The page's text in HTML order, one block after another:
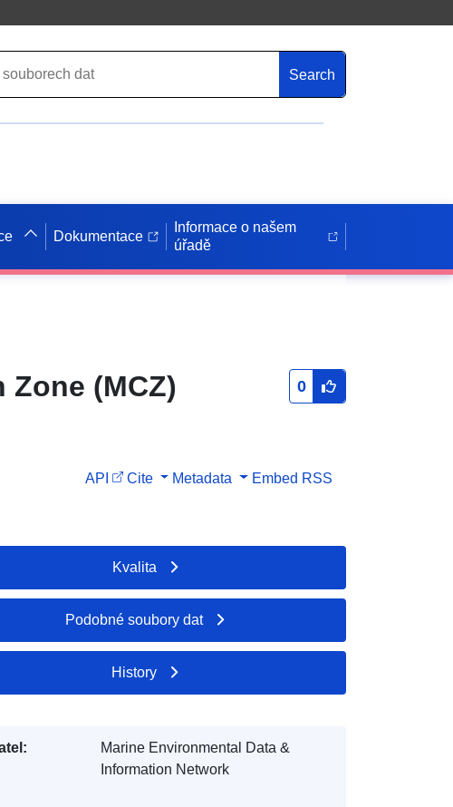
Search
Dokumentace
Informace o našem
úřadě
(MCZ)
0
API Cite Metadata Embed RSS
Kvalita
Podobné soubory dat
History
Marine Environmental Data &
Information Network